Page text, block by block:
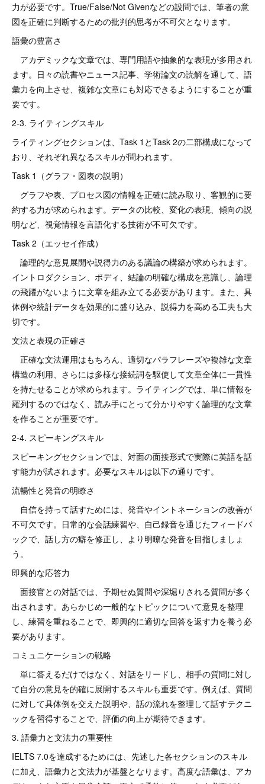
力が必要です。True/False/Not Givenなどの設問では、筆者の意
図を正確に判断するための批判的思考が不可欠となります。
語彙の豊富さ
アカデミックな文章では、専門用語や抽象的な表現が多用され
ます。日々の読書やニュース記事、学術論文の読解を通して、語
彙力を向上させ、複雑な文章にも対応できるようにすることが重
要です。
2-3. ライティングスキル
ライティングセクションは、Task 1とTask 2の二部構成になって
おり、それぞれ異なるスキルが問われます。
Task 1（グラフ・図表の説明）
グラフや表、プロセス図の情報を正確に読み取り、客観的に要
約する力が求められます。データの比較、変化の表現、傾向の説
明など、視覚情報を言語化する技術が不可欠です。
Task 2（エッセイ作成）
論理的な意見展開や説得力のある議論の構築が求められます。
イントロダクション、ボディ、結論の明確な構成を意識し、論理
の飛躍がないように文章を組み立てる必要があります。また、具
体例や統計データを効果的に盛り込み、説得力を高める工夫も大
切です。
文法と表現の正確さ
正確な文法運用はもちろん、適切なパラフレーズや複雑な文章
構造の利用、さらには多様な接続詞を駆使して文章全体に一貫性
を持たせることが求められます。ライティングでは、単に情報を
羅列するのではなく、読み手にとって分かりやすく論理的な文章
を作ることが重要です。
2-4. スピーキングスキル
スピーキングセクションでは、対面の面接形式で実際に英語を話
す能力が試されます。必要なスキルは以下の通りです。
流暢性と発音の明瞭さ
自信を持って話すためには、発音やイントネーションの改善が
不可欠です。日常的な会話練習や、自己録音を通じたフィードバ
ックで、話し方の癖を修正し、より明瞭な発音を目指しましょ
う。
即興的な応答力
面接官との対話では、予期せぬ質問や深堀りされる質問が多く
出されます。あらかじめ一般的なトピックについて意見を整理
し、練習を重ねることで、即興的に適切な回答を返す力を養う必
要があります。
コミュニケーションの戦略
単に答えるだけではなく、対話をリードし、相手の質問に対し
て自分の意見を的確に展開するスキルも重要です。例えば、質問
に対して具体例を交えた説明や、話の流れを整理して話すテクニ
ックを習得することで、評価の向上が期待できます。
3. 語彙力と文法力の重要性
IELTS 7.0を達成するためには、先述した各セクションのスキル
に加え、語彙力と文法力が基盤となります。高度な語彙は、アカ